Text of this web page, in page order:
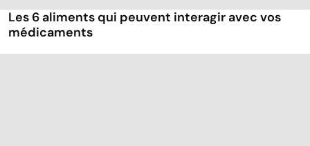
Les 6 aliments qui peuvent interagir avec vos
médicaments